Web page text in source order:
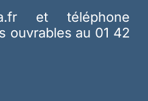
et téléphone
ouvrables au 01 42